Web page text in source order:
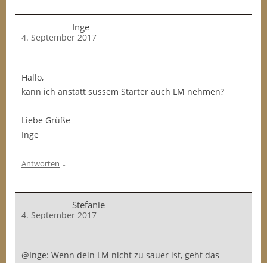
Inge
4. September 2017
Hallo,
kann ich anstatt süssem Starter auch LM nehmen?
Liebe Grüße
Inge
Antworten ↓
Stefanie
4. September 2017
@Inge: Wenn dein LM nicht zu sauer ist, geht das